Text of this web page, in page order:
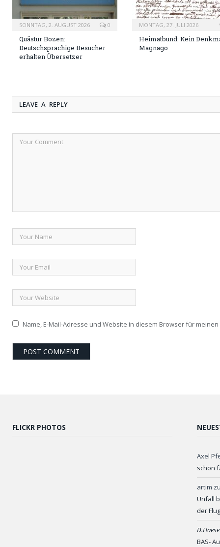
SONNTAG, 2. AUGUST 2026 0
Quästur Bozen:
Deutschsprachige Besucher
erhalten Übersetzer
MONTAG, 27. JULI 2026
Heimatbund: Kein
Magnago
LEAVE A REPLY
Name, E-Mail-Adresse und Website in diesem Browser für
FLICKR PHOTOS
Axel
schon
artim
Unfall
der
BAS-